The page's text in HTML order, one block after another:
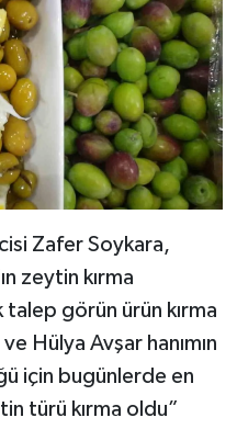
Zafer Soykara,
zeytin kırma
görün ürün kırma
Hülya Avşar hanımın
için bugünlerde en
türü kırma oldu”